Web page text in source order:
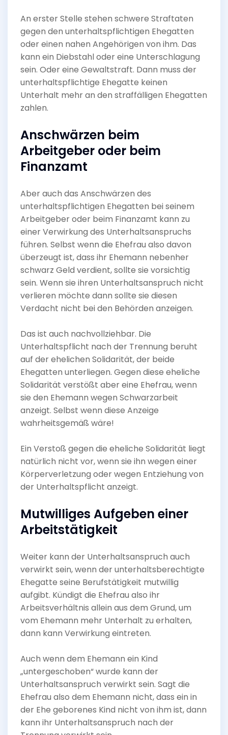
An erster Stelle stehen schwere Straftaten
gegen den unterhaltspflichtigen Ehegatten
oder einen nahen Angehörigen von ihm. Das
kann ein Diebstahl oder eine Unterschlagung
sein. Oder eine Gewaltstraft. Dann muss der
unterhaltspflichtige Ehegatte keinen
Unterhalt mehr an den straffälligen Ehegatten
zahlen.
Anschwärzen beim
Arbeitgeber oder beim
Finanzamt
Aber auch das Anschwärzen des
unterhaltspflichtigen Ehegatten bei seinem
Arbeitgeber oder beim Finanzamt kann zu
einer Verwirkung des Unterhaltsanspruchs
führen. Selbst wenn die Ehefrau also davon
überzeugt ist, dass ihr Ehemann nebenher
schwarz Geld verdient, sollte sie vorsichtig
sein. Wenn sie ihren Unterhaltsanspruch nicht
verlieren möchte dann sollte sie diesen
Verdacht nicht bei den Behörden anzeigen.
Das ist auch nachvollziehbar. Die
Unterhaltspflicht nach der Trennung beruht
auf der ehelichen Solidarität, der beide
Ehegatten unterliegen. Gegen diese eheliche
Solidarität verstößt aber eine Ehefrau, wenn
sie den Ehemann wegen Schwarzarbeit
anzeigt. Selbst wenn diese Anzeige
wahrheitsgemäß wäre!
Ein Verstoß gegen die eheliche Solidarität liegt
natürlich nicht vor, wenn sie ihn wegen einer
Körperverletzung oder wegen Entziehung von
der Unterhaltspflicht anzeigt.
Mutwilliges Aufgeben einer
Arbeitstätigkeit
Weiter kann der Unterhaltsanspruch auch
verwirkt sein, wenn der unterhaltsberechtigte
Ehegatte seine Berufstätigkeit mutwillig
aufgibt. Kündigt die Ehefrau also ihr
Arbeitsverhältnis allein aus dem Grund, um
vom Ehemann mehr Unterhalt zu erhalten,
dann kann Verwirkung eintreten.
Auch wenn dem Ehemann ein Kind
„untergeschoben“ wurde kann der
Unterhaltsanspruch verwirkt sein. Sagt die
Ehefrau also dem Ehemann nicht, dass ein in
der Ehe geborenes Kind nicht von ihm ist, dann
kann ihr Unterhaltsanspruch nach der